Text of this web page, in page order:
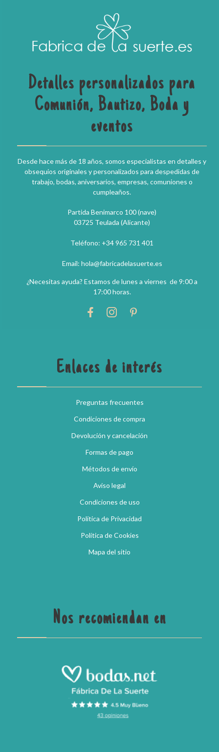
Detalles personalizados para
Comunión, Bautizo, Boda y
eventos
Desde hace más de 18 años, somos especialistas en detalles y
obsequios originales y personalizados para despedidas de
trabajo, bodas, aniversarios, empresas, comuniones o
cumpleaños.
Partida Benimarco 100 (nave)
03725 Teulada (Alicante)
Teléfono: +34 965 731 401
Email: hola@fabricadelasuerte.es
¿Necesitas ayuda? Estamos de lunes a viernes de 9:00 a
17:00 horas.
Enlaces de interés
Preguntas frecuentes
Condiciones de compra
Devolución y cancelación
Formas de pago
Métodos de envío
Aviso legal
Condiciones de uso
Política de Privacidad
Política de Cookies
Mapa del sitio
Nos recomiendan en